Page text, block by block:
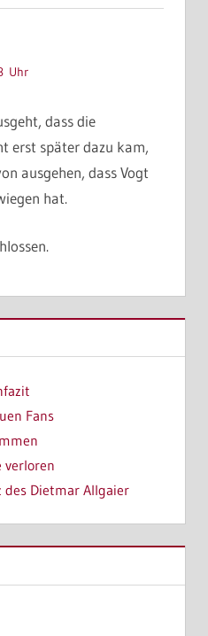
Abzeichen!
Uhr
dass die
erst später dazu kam,
ausgehen, dass Vogt
hat.
Fans
verloren
des Dietmar Allgaier